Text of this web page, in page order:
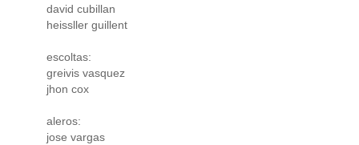
david cubillan
heissller guillent
escoltas:
greivis vasquez
jhon cox
aleros:
jose vargas